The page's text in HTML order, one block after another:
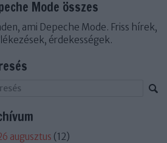
Mode összes
ami Depeche Mode. Friss hírek,
érdekességek.
augusztus (12)